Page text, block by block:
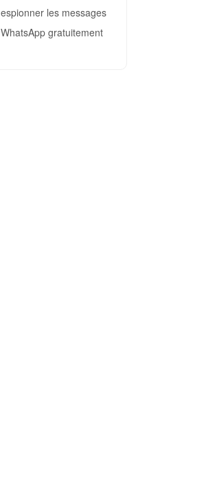
espionner les messages
WhatsApp gratuitement